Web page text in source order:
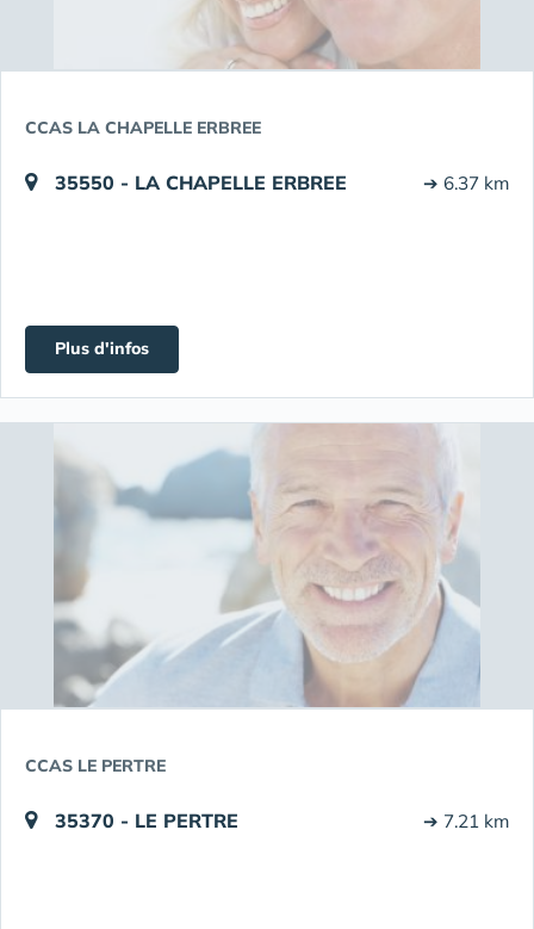
CCAS LA CHAPELLE ERBREE
35550 - LA CHAPELLE ERBREE ➔ 6.37 km
Plus d'infos
CCAS LE PERTRE
35370 - LE PERTRE ➔ 7.21 km